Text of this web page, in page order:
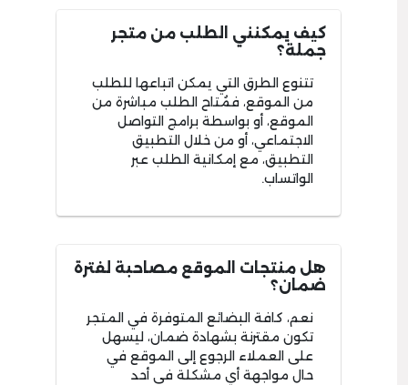
كيف يمكنني الطلب من متجر
جملة؟
تتنوع الطرق التي يمكن اتباعها للطلب
من الموقع، فمُتاح الطلب مباشرة من
الموقع، أو بواسطة برامج التواصل
الاجتماعي، أو من خلال التطبيق
التطبيق، مع إمكانية الطلب عبر
الواتساب.
هل منتجات الموقع مصاحبة لفترة
ضمان؟
نعم، كافة البضائع المتوفرة في المتجر
تكون مقترنة بشهادة ضمان، ليسهل
على العملاء الرجوع إلى الموقع في
حال مواجهة أي مشكلة في أحد